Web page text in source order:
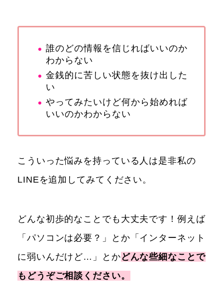
誰のどの情報を信じればいいのか
わからない
金銭的に苦しい状態を抜け出した
い
やってみたいけど何から始めれば
いいのかわからない
こういった悩みを持っている人は是非私の
LINEを追加してみてください。
どんな初歩的なことでも大丈夫です！例えば
「パソコンは必要？」とか「インターネット
に弱いんだけど…」とかどんな些細なことで
もどうぞご相談ください。